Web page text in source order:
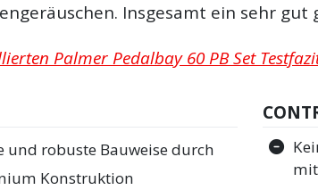
Insgesamt ein sehr
Palmer Pedalbay 60 PB Set
und robuste Bauweise durch
Konstruktion